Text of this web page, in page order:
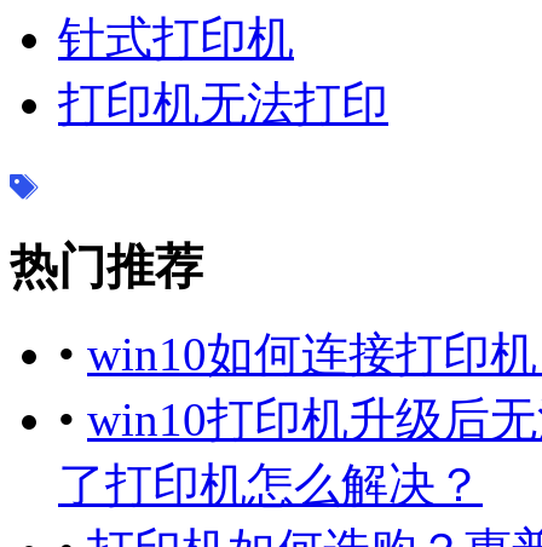
针式打印机
打印机无法打印
热门推荐
• win10如何连接打印
• win10打印机升级后
了打印机怎么解决？